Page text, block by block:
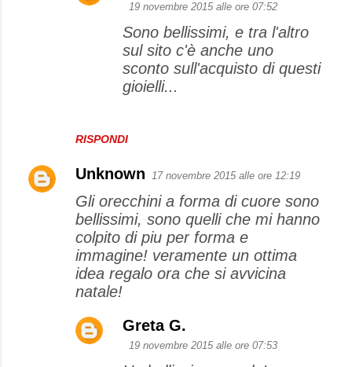
RISPONDI
19 novembre 2015 alle ore 07:52
Sono bellissimi, e tra l'altro
sul sito c'è anche uno
sconto sull'acquisto di questi
gioielli...
Unknown 17 novembre 2015 alle ore 12:19
Gli orecchini a forma di cuore sono
bellissimi, sono quelli che mi hanno
colpito di piu per forma e
immagine! veramente un ottima
idea regalo ora che si avvicina
natale!
Greta G.
19 novembre 2015 alle ore 07:53